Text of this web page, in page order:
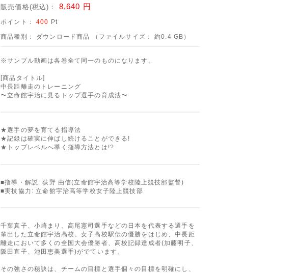
販売価格(税込)： 8,640 円
ポイント：400 Pt
商品種別： ダウンロード商品 （ファイルサイズ： 約0.4 GB）
※サンプル動画は各巻全て同一のものになります。
[商品タイトル]
中長距離走のトレーニング
〜立命館宇治に見るトップ選手の育成法〜
★選手の夢を育てる指導法
★記録は確実に伸ばし続けることができる!
★トップレベルへ導く指導方法とは!?
■指導・解説: 荻野 由信(立命館宇治高等学校陸上競技部監督)
■実技協力: 立命館宇治高等学校女子陸上競技部
千葉真子、小崎まり、高尾憲司選手などの日本を代表する選手を
輩出した立命館宇治高校。女子高校駅伝の優勝をはじめ、中長距
離走において多くの全国大会優勝者、高校記録達成者(加藤明子、
阪田直子、池田恵美選手)がでています。
その強さの秘訣は、チームの目標と選手個々の目標を明確にし、